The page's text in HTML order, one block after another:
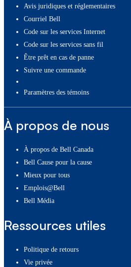
Avis juridiques et réglementaires
Courriel Bell
Code sur les services Internet
Code sur les services sans fil
Être prêt en cas de panne
Suivre une commande
paramètres des témoins
À propos de nous
À propos de Bell Canada
Bell Cause pour la cause
Mieux pour tous
Emplois@Bell
Bell Média
Ressources utiles
Politique de retours
Vie privée